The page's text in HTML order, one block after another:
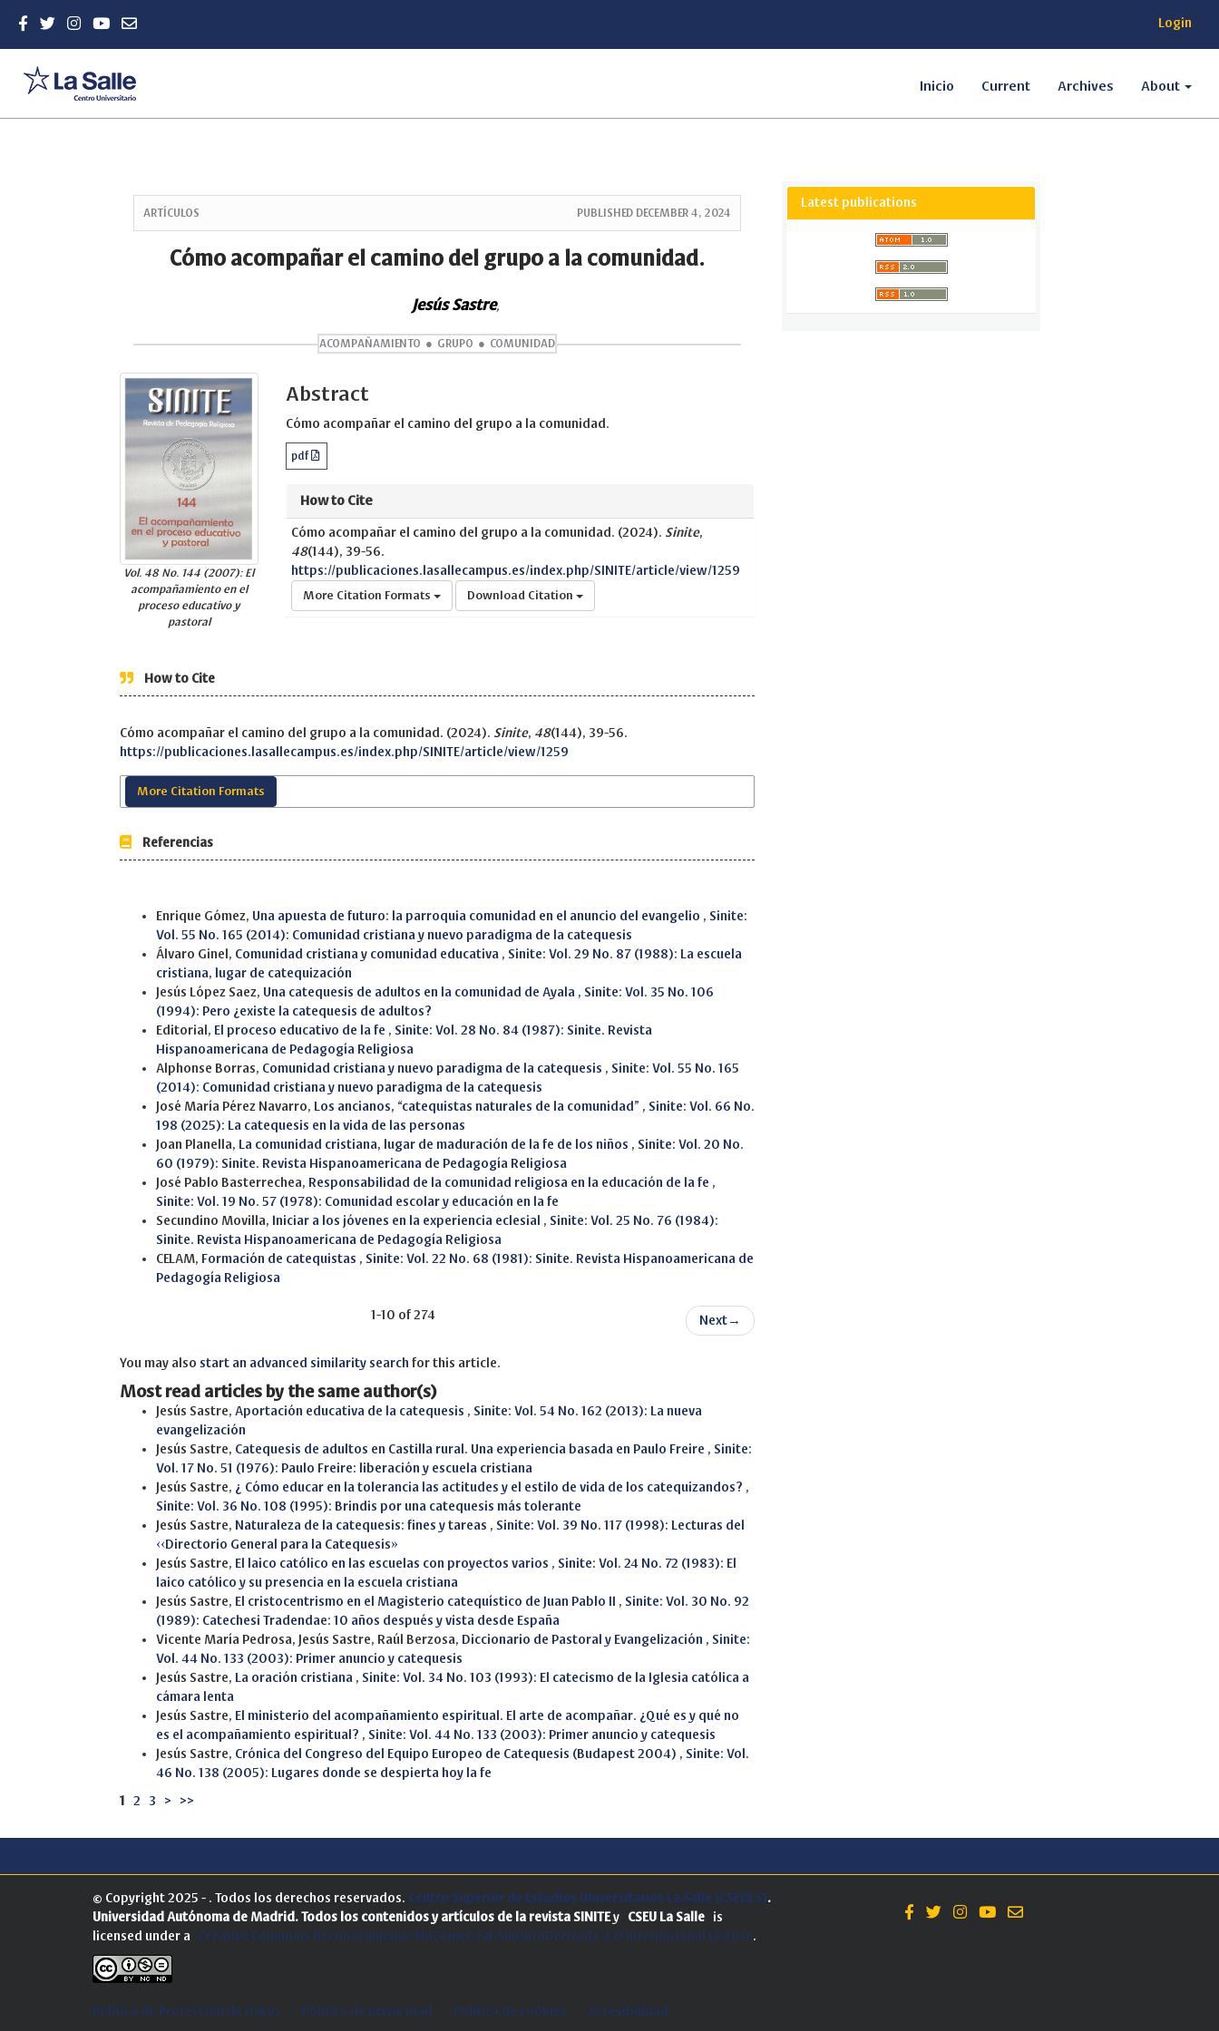
Login
Inicio Current Archives About
ARTÍCULOS PUBLISHED DECEMBER 4, 2024
Cómo acompañar el camino del grupo a la comunidad.
Jesús Sastre,
ACOMPAÑAMIENTO GRUPO COMUNIDAD
Vol. 48 No. 144 (2007): El
acompañamiento en el
proceso educativo y
pastoral
Abstract
Cómo acompañar el camino del grupo a la comunidad.
pdf
How to Cite
Cómo acompañar el camino del grupo a la comunidad. (2024). Sinite,
48(144), 39-56.
https://publicaciones.lasallecampus.es/index.php/SINITE/article/view/1259
More Citation Formats Download Citation
How to Cite
Cómo acompañar el camino del grupo a la comunidad. (2024). Sinite, 48(144), 39-56.
https://publicaciones.lasallecampus.es/index.php/SINITE/article/view/1259
More Citation Formats
Referencias
Enrique Gómez, Una apuesta de futuro: la parroquia comunidad en el anuncio del evangelio , Sinite:
Vol. 55 No. 165 (2014): Comunidad cristiana y nuevo paradigma de la catequesis
Álvaro Ginel, Comunidad cristiana y comunidad educativa , Sinite: Vol. 29 No. 87 (1988): La escuela
cristiana, lugar de catequización
Jesús López Saez, Una catequesis de adultos en la comunidad de Ayala , Sinite: Vol. 35 No. 106
(1994): Pero ¿existe la catequesis de adultos?
Editorial, El proceso educativo de la fe , Sinite: Vol. 28 No. 84 (1987): Sinite. Revista
Hispanoamericana de Pedagogía Religiosa
Alphonse Borras, Comunidad cristiana y nuevo paradigma de la catequesis , Sinite: Vol. 55 No. 165
(2014): Comunidad cristiana y nuevo paradigma de la catequesis
José María Pérez Navarro, Los ancianos, “catequistas naturales de la comunidad” , Sinite: Vol. 66 No.
198 (2025): La catequesis en la vida de las personas
Joan Planella, La comunidad cristiana, lugar de maduración de la fe de los niños , Sinite: Vol. 20 No.
60 (1979): Sinite. Revista Hispanoamericana de Pedagogía Religiosa
José Pablo Basterrechea, Responsabilidad de la comunidad religiosa en la educación de la fe ,
Sinite: Vol. 19 No. 57 (1978): Comunidad escolar y educación en la fe
Secundino Movilla, Iniciar a los jóvenes en la experiencia eclesial , Sinite: Vol. 25 No. 76 (1984):
Sinite. Revista Hispanoamericana de Pedagogía Religiosa
CELAM, Formación de catequistas , Sinite: Vol. 22 No. 68 (1981): Sinite. Revista Hispanoamericana de
Pedagogía Religiosa
1-10 of 274 Next →
You may also start an advanced similarity search for this article.
Most read articles by the same author(s)
Jesús Sastre, Aportación educativa de la catequesis , Sinite: Vol. 54 No. 162 (2013): La nueva
evangelización
Jesús Sastre, Catequesis de adultos en Castilla rural. Una experiencia basada en Paulo Freire , Sinite:
Vol. 17 No. 51 (1976): Paulo Freire: liberación y escuela cristiana
Jesús Sastre, ¿ Cómo educar en la tolerancia las actitudes y el estilo de vida de los catequizandos? ,
Sinite: Vol. 36 No. 108 (1995): Brindis por una catequesis más tolerante
Jesús Sastre, Naturaleza de la catequesis: fines y tareas , Sinite: Vol. 39 No. 117 (1998): Lecturas del
‹‹Directorio General para la Catequesis»
Jesús Sastre, El laico católico en las escuelas con proyectos varios , Sinite: Vol. 24 No. 72 (1983): El
laico católico y su presencia en la escuela cristiana
Jesús Sastre, El cristocentrismo en el Magisterio catequístico de Juan Pablo II , Sinite: Vol. 30 No. 92
(1989): Catechesi Tradendae: 10 años después y vista desde España
Vicente María Pedrosa, Jesús Sastre, Raúl Berzosa, Diccionario de Pastoral y Evangelización , Sinite:
Vol. 44 No. 133 (2003): Primer anuncio y catequesis
Jesús Sastre, La oración cristiana , Sinite: Vol. 34 No. 103 (1993): El catecismo de la Iglesia católica a
cámara lenta
Jesús Sastre, El ministerio del acompañamiento espiritual. El arte de acompañar. ¿Qué es y qué no
es el acompañamiento espiritual? , Sinite: Vol. 44 No. 133 (2003): Primer anuncio y catequesis
Jesús Sastre, Crónica del Congreso del Equipo Europeo de Catequesis (Budapest 2004) , Sinite: Vol.
46 No. 138 (2005): Lugares donde se despierta hoy la fe
1 2 3 > >>
Latest publications
© Copyright 2025 - . Todos los derechos reservados. Centro Superior de Estudios Universitarios La Salle (CSEULS).
Universidad Autónoma de Madrid. Todos los contenidos y artículos de la revista SINITEy CSEU La Salle is
licensed under a Creative Commons Reconocimiento-NoComercial-SinObraDerivada 4.0 Internacional License.
Política de Protección de Datos - Politica de privacidad - Política de cookies - Accesibilidad